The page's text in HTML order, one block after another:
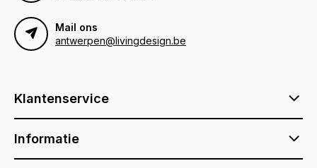
Mail ons
antwerpen@livingdesign.be
Klantenservice
Informatie